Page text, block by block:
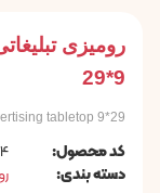
رومیزی
9*29
tabletop 9*29
کد محصول:
دسته بندی: